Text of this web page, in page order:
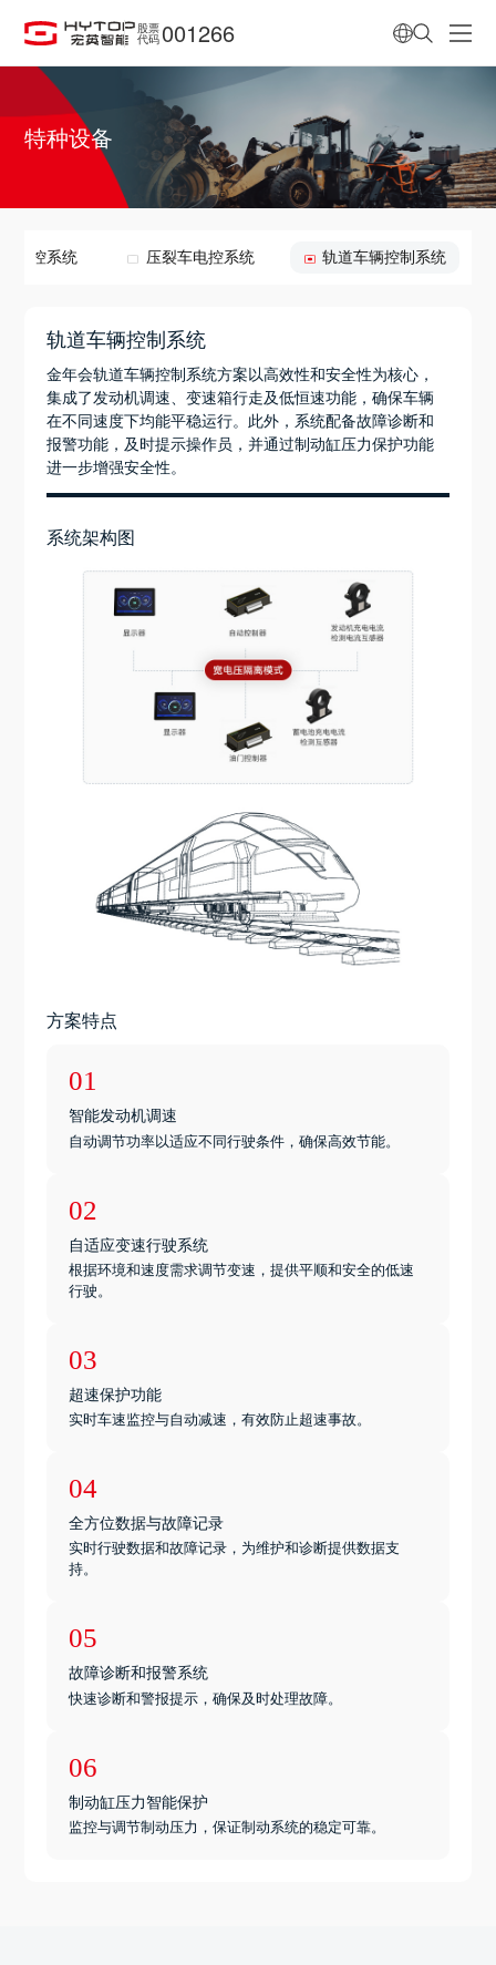
股票
代码 001266
特种设备
电控系统 压裂车电控系统 轨道车辆控制系统
轨道车辆控制系统
金年会轨道车辆控制系统方案以高效性和安全性为核心，
集成了发动机调速、变速箱行走及低恒速功能，确保车辆
在不同速度下均能平稳运行。此外，系统配备故障诊断和
报警功能，及时提示操作员，并通过制动缸压力保护功能
进一步增强安全性。
系统架构图
方案特点
01
智能发动机调速
自动调节功率以适应不同行驶条件，确保高效节能。
02
自适应变速行驶系统
根据环境和速度需求调节变速，提供平顺和安全的低速
行驶。
03
超速保护功能
实时车速监控与自动减速，有效防止超速事故。
04
全方位数据与故障记录
实时行驶数据和故障记录，为维护和诊断提供数据支
持。
05
故障诊断和报警系统
快速诊断和警报提示，确保及时处理故障。
06
制动缸压力智能保护
监控与调节制动压力，保证制动系统的稳定可靠。